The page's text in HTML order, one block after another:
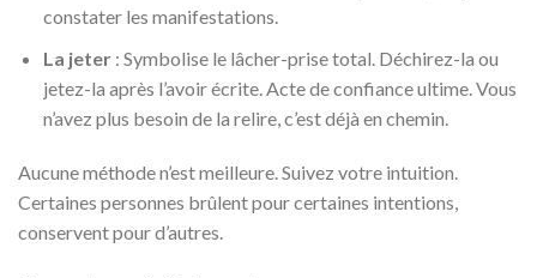
constater les manifestations.
La jeter: Symbolise le lâcher-prise total. Déchirez-la ou
jetez-la après l’avoir écrite. Acte de confiance ultime. Vous
n’avez plus besoin de la relire, c’est déjà en chemin.
Aucune méthode n’est meilleure. Suivez votre intuition.
Certaines personnes brûlent pour certaines intentions,
conservent pour d’autres.